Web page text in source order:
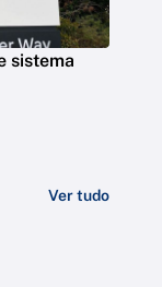
sistema
Ver tudo